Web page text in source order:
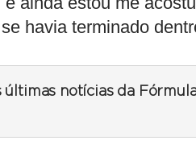
havia terminado
últimas notícias da